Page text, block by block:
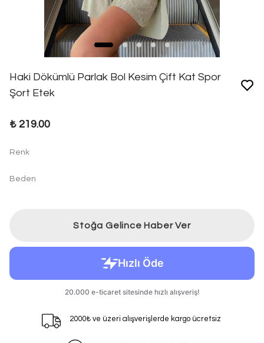
Haki Dökümlü Parlak Bol Kesim Çift Kat Spor
Şort Etek
₺ 219.00
Renk
Beden
Stoğa Gelince Haber Ver
2000₺ ve üzeri alışverişlerde kargo ücretsiz